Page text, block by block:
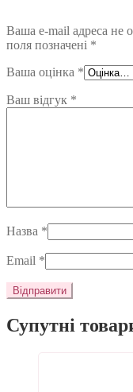
Ваша e-mail адреса не
поля позначені *
Ваша оцінка *
Ваш відгук *
Назва *
Email *
Супутні